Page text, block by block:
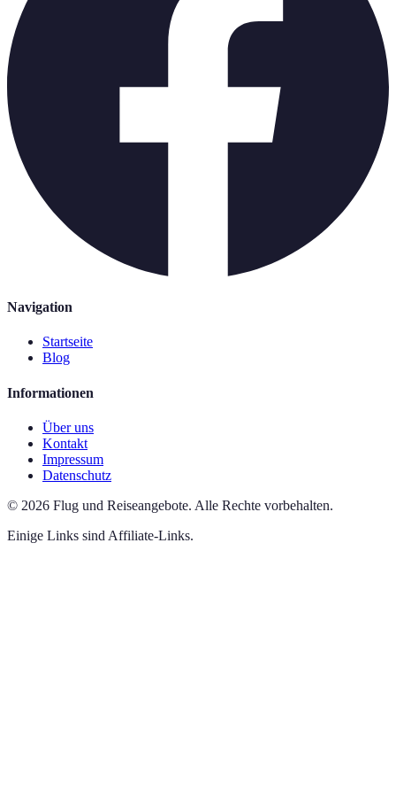
Navigation
Startseite
Blog
Informationen
Über uns
Kontakt
Impressum
Datenschutz
© 2026 Flug und Reiseangebote. Alle Rechte vorbehalten.
Einige Links sind Affiliate-Links.